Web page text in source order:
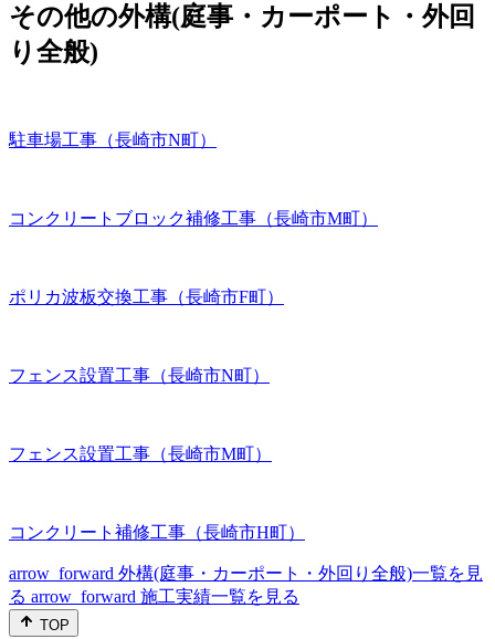
その他の外構(庭事・カーポート・外回
り全般)
駐車場工事（長崎市N町）
コンクリートブロック補修工事（長崎市M町）
ポリカ波板交換工事（長崎市F町）
フェンス設置工事（長崎市N町）
フェンス設置工事（長崎市M町）
コンクリート補修工事（長崎市H町）
arrow_forward 外構(庭事・カーポート・外回り全般)一覧を見
る arrow_forward 施工実績一覧を見る
TOP